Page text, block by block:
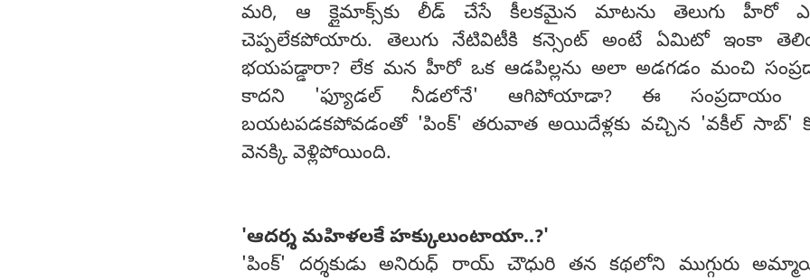
మరి, ఆ క్లైమాక్స్‌కు లీడ్ చేసే కీలకమైన మాటను తెలుగు హీరో
చెప్పలేకపోయారు. తెలుగు నేటివిటీకి కన్సెంట్ అంటే ఏమిటో ఇంకా
భయపడ్డారా? లేక మన హీరో ఒక ఆడపిల్లను అలా అడగడం మంచి
కాదని 'ఫ్యూడల్ నీడలోనే' ఆగిపోయాడా? ఈ సంప్రదాయం
బయటపడకపోవడంతో 'పింక్' తరువాత అయిదేళ్లకు వచ్చిన 'వకీల్ సాబ్'
వెనక్కి వెళ్లిపోయింది.
'ఆదర్శ మహిళలకే హక్కులుంటాయా..?'
'పింక్' దర్శకుడు అనిరుధ్ రాయ్ చౌధురి తన కథలోని ముగ్గురు